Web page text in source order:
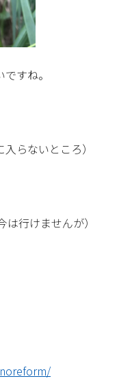
すね。
らないところ）
行けませんが）